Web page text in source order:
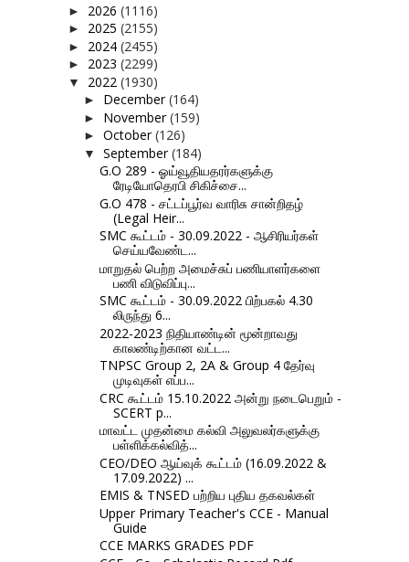
► 2026 (1116)
► 2025 (2155)
► 2024 (2455)
► 2023 (2299)
▼ 2022 (1930)
► December(164)
► November(159)
► October(126)
▼ September(184)
G.O 289 - ஓய்வூதியதரர்களுக்கு
ரேடியோதெரபி சிகிச்சை...
G.O 478 - சட்டப்பூர்வ வாரிசு சான்றிதழ்
(Legal Heir...
SMC கூட்டம் - 30.09.2022 - ஆசிரியர்கள்
செய்யவேண்ட...
மாறுதல் பெற்ற அமைச்சுப் பணியாளர்களை
பணி விடுவிப்பு...
SMC கூட்டம் - 30.09.2022 பிற்பகல் 4.30
லிருந்து 6...
2022-2023 நிதியாண்டின் மூன்றாவது
காலண்டிற்கான வட்ட...
TNPSC Group 2, 2A & Group 4 தேர்வு
முடிவுகள் எப்ப...
CRC கூட்டம் 15.10.2022 அன்று நடைபெறும் -
SCERT p...
மாவட்ட முதன்மை கல்வி அலுவலர்களுக்கு
பள்ளிக்கல்வித்...
CEO/DEO ஆய்வுக் கூட்டம் (16.09.2022 &
17.09.2022) ...
EMIS & TNSED பற்றிய புதிய தகவல்கள்
Upper Primary Teacher's CCE - Manual
Guide
CCE MARKS GRADES PDF